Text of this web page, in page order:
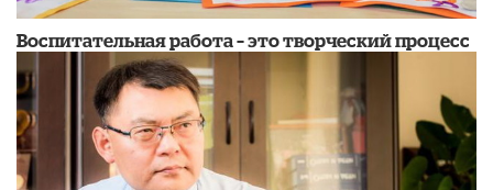
Воспитательная работа – это творческий процесс